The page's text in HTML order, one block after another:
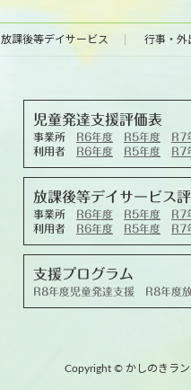
放課後等デイサービス 行事・外
児童発達支援評価表
事業所 R6年度 R5年度
R7
利用者 R6年度 R5年度 R7
放課後等デイサービス
事業所 R6年度 R5年度
R7
利用者 R6年度 R5年度 R7
支援プログラム
R8年度児童発達支援 R8年度
Copyright © かしのきラン